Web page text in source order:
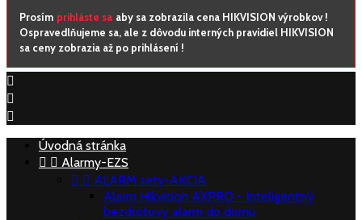
Prosím prihláste sa aby sa zobrazila cena HIKVISION výrobkov !
Ospravedlňujeme sa, ale z dôvodu interných pravidiel HIKVISION
sa ceny zobrazia až po prihlásení !



Úvodná stránka
  Alarmy-EZS
  ALARM sety-AKCIA
Alarm Hikvision AXPRO - Inteligentný
bezdrôtový alarm do domu